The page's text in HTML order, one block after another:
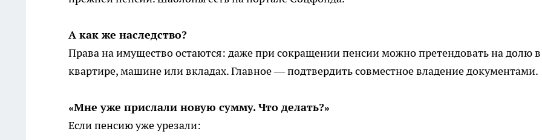
А как же наследство?
Права на имущество остаются: даже при сокращении пенсии можно претендовать на долю в
квартире, машине или вкладах. Главное — подтвердить совместное владение документами.
«Мне уже прислали новую сумму. Что делать?»
Если пенсию уже урезали: